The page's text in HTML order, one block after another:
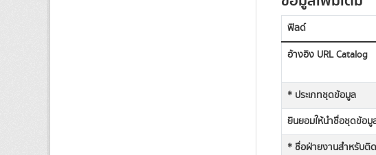
ฟิลด์
อ้างอิง URL Catalog
* ประเภทชุดข้อมูล
ยินยอมให้นำชื่อชุดข้อมู
* ชื่อฝ่ายงานสำหรับติ